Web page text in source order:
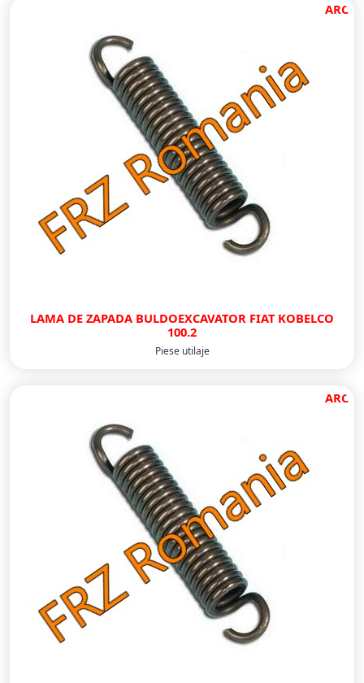
ARC
LAMA DE ZAPADA BULDOEXCAVATOR FIAT KOBELCO
100.2
Piese utilaje
ARC